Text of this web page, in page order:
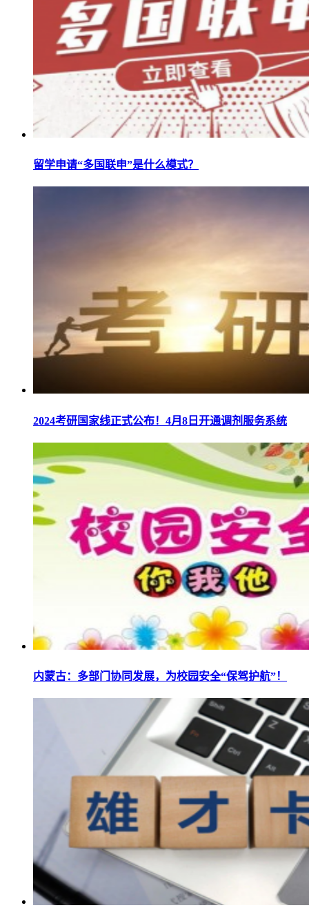
留学申请“多国联申”是什么模式？
2024考研国家线正式公布！4月8日开通调剂服务系统
内蒙古：多部门协同发展，为校园安全“保驾护航”！